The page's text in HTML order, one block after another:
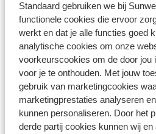
Standaard gebruiken we bij
functionele cookies die ervoor
werkt en dat je alle functies goed
analytische cookies om onze
voorkeurscookies om de door jou
voor je te onthouden. Met jouw
gebruik van marketingcookies
marketingprestaties analyseren
kunnen personaliseren. Door het
derde partij cookies kunnen wij en
ambassade van het land waar je
waar je doorheen reist.
Het reizen met de juiste
verantwoordelijkheid. Sunweb
aansprakelijk worden gesteld.
Reisleiding:
Sicilië: in de regio Sicilië,
Giardini Naxos is Sunweb